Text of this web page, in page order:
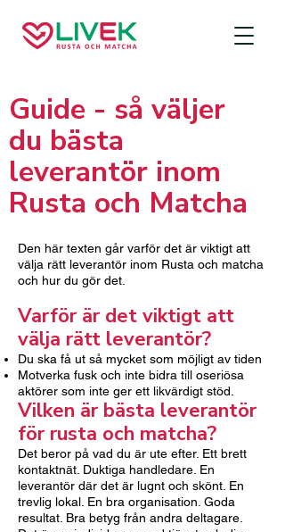
Guide - så väljer
du bästa
leverantör inom
Rusta och Matcha
Den här texten går varför det är viktigt att
välja rätt leverantör inom Rusta och matcha
och hur du gör det.
Varför är det viktigt att
välja rätt leverantör?
Du ska få ut så mycket som möjligt av tiden
Motverka fusk och inte bidra till oseriösa
aktörer som inte ger ett likvärdigt stöd.
Vilken är bästa leverantör
för rusta och matcha?
Det beror på vad du är ute efter. Ett brett
kontaktnät. Duktiga handledare. En
leverantör där det är lugnt och skönt. En
trevlig lokal. En bra organisation. Goda
resultat. Bra betyg från andra deltagare.